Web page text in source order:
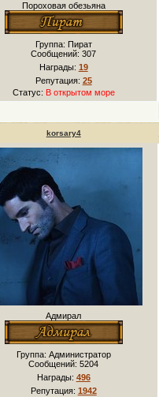
Пороховая обезьяна
Группа: Пират
Сообщений:307
Награды: 19
Репутация: 25
Статус: В открытом море
korsary4
Адмирал
Группа: Администратор
Сообщений:5204
Награды: 496
Репутация: 1942